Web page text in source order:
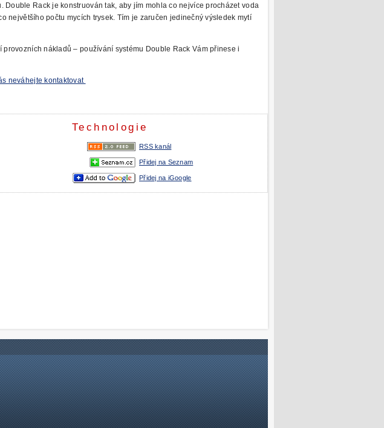
Double Rack je konstruován tak, aby jím mohla co nejvíce procházet voda
největšího počtu mycích trysek. Tím je zaručen jedinečný výsledek mytí
nákladů – používání systému Double Rack Vám přinese i
neváhejte kontaktovat
Technologie
RSS kanál
Přidej na Seznam
Přidej na iGoogle